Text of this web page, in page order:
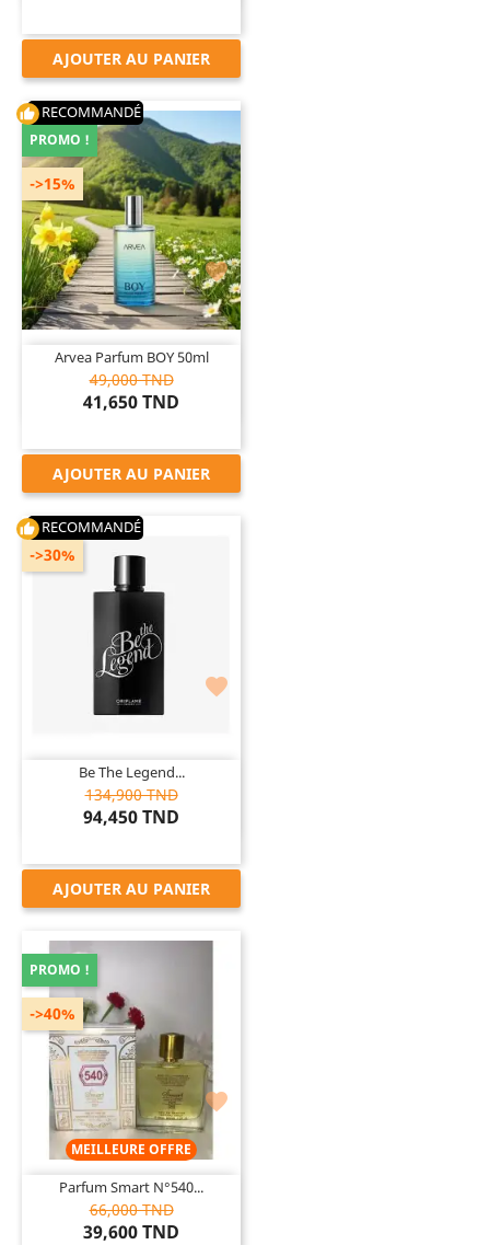
AJOUTER AU PANIER

thumb_up RECOMMANDÉ
Arvea Parfum BOY 50ml
49,000 TND
41,650 TND
PROMO !
->15%
AJOUTER AU PANIER

thumb_up RECOMMANDÉ
Be The Legend...
134,900 TND
94,450 TND
->30%
AJOUTER AU PANIER

MEILLEURE OFFRE
Parfum Smart N°540...
66,000 TND
39,600 TND
PROMO !
->40%